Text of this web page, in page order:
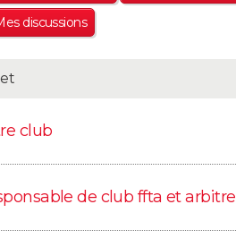
discussions
club
de club ffta et arbitre